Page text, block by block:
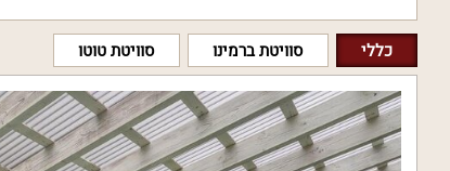
כללי סוויטת ברמינו סוויטת טוטו